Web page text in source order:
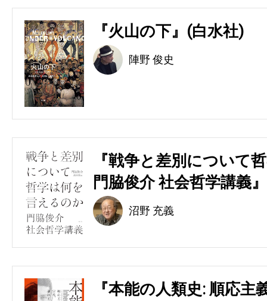
『火山の下』(白水社)
陣野 俊史
『戦争と差別について
門脇俊介 社会哲学講義
沼野 充義
『本能の人類史: 順応